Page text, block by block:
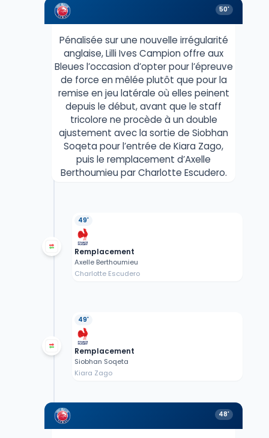
50'
Pénalisée sur une nouvelle irrégularité
anglaise, Lilli Ives Campion offre aux
Bleues l’occasion d’opter pour l’épreuve
de force en mêlée plutôt que pour la
remise en jeu latérale où elles peinent
depuis le début, avant que le staff
tricolore ne procède à un double
ajustement avec la sortie de Siobhan
Soqeta pour l’entrée de Kiara Zago,
puis le remplacement d’Axelle
Berthoumieu par Charlotte Escudero.
49'
Remplacement
Axelle Berthoumieu
Charlotte Escudero
49'
Remplacement
Siobhan Soqeta
Kiara Zago
48'